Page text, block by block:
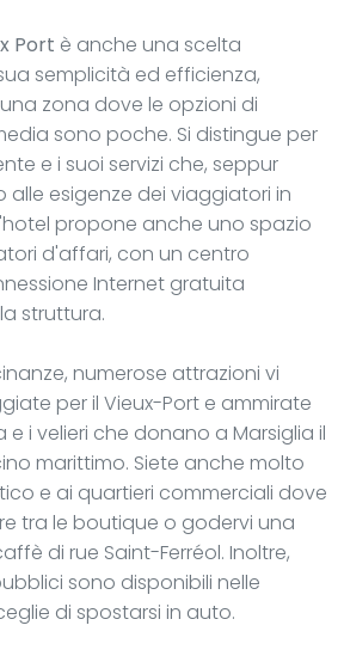
Port è anche una scelta
semplicità ed efficienza,
zona dove le opzioni di
sono poche. Si distingue per
e i suoi servizi che, seppur
alle esigenze dei viaggiatori in
propone anche uno spazio
d'affari, con un centro
Internet gratuita
struttura.
numerose attrazioni vi
per il Vieux-Port e ammirate
i velieri che donano a Marsiglia il
marittimo. Siete anche molto
e ai quartieri commerciali dove
tra le boutique o godervi una
di rue Saint-Ferréol. Inoltre,
sono disponibili nelle
di spostarsi in auto.